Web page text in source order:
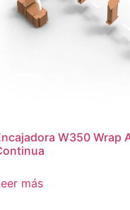
W350 Wrap
más